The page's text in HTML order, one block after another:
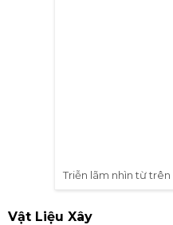
Triễn lãm nhìn từ trên
Vật Liệu Xây